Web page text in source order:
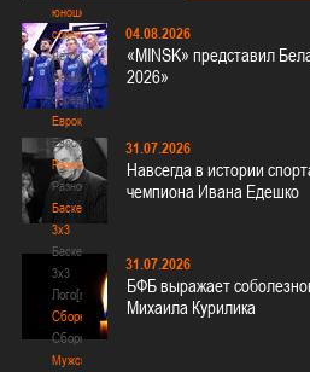
юношеские
соревнования
Детско-
юношеские
соревнования
Еврокубки
Еврокубки
Разное
Разное
Баскетбол
3х3
Баскетбол
3х3
Лого[modid=121]
Сборные
Сборные
Мужские
04.08.2026
«MINSK» представил
2026»
31.07.2026
Навсегда в истории
чемпиона Ивана Едешко
31.07.2026
БФБ выражает
Михаила Курилика